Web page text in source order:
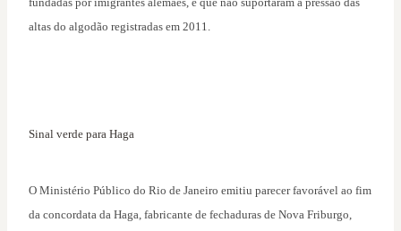
altas do algodão registradas em 2011.
Sinal verde para Haga
O Ministério Público do Rio de Janeiro emitiu parecer favorável ao fim
da concordata da Haga, fabricante de fechaduras de Nova Friburgo,